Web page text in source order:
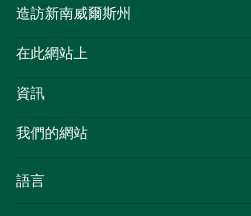
嘰
喳
造訪新南威爾斯州
聯絡我們
隱私
Cookie 通知
在此網站上
目的地
新南威爾斯州公路旅行
活動
資訊
旅行資訊
新南威爾斯的商業
我們的網站
語言